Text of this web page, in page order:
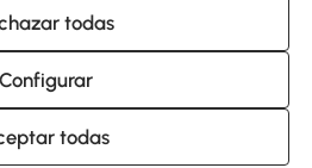
(L-V de 8:30 a 17:30h)
Els Hostalets de Balenyà (Barcelona),
España
S.L (NIF: B66295775) Todos los
todas
Configurar
todas